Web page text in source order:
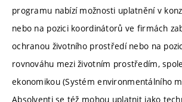
programu nabízí možnosti uplatnění v
nebo na pozici koordinátorů ve firmách
ochranou životního prostředí nebo na
rovnováhu mezi životním prostředím,
ekonomikou (Systém environmentálního
Absolventi se též mohou uplatnit jako